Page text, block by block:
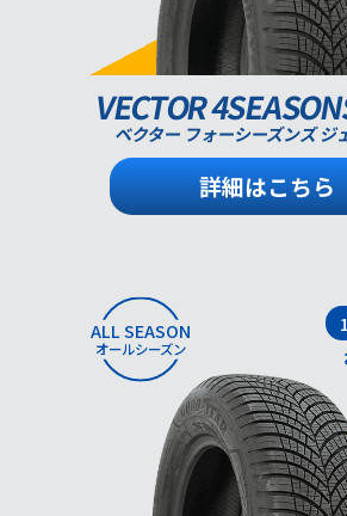
VECTOR
ベクター フォーシーズンズ ジ
詳細はこちら
ALL SEASON
オールシーズン